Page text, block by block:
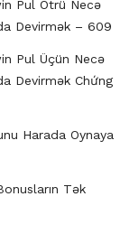
Pul Ötrü Necə
Devirmək – 609
Pul Üçün Necə
Devirmək Chứng
Harada Oynaya
Tək